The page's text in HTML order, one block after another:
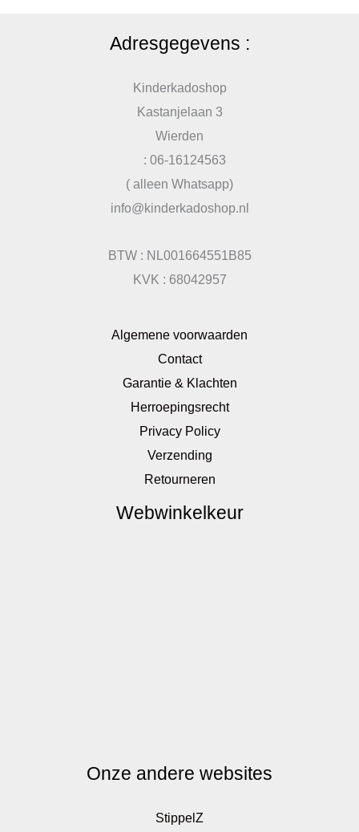
Adresgegevens :
Kinderkadoshop
Kastanjelaan 3
Wierden
: 06-16124563
( alleen Whatsapp)
info@kinderkadoshop.nl
BTW : NL001664551B85
KVK : 68042957
Algemene voorwaarden
Contact
Garantie & Klachten
Herroepingsrecht
Privacy Policy
Verzending
Retourneren
Webwinkelkeur
Onze andere websites
StippelZ